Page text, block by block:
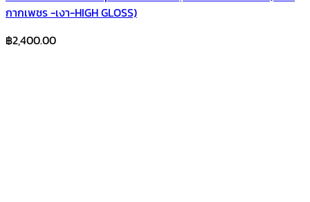
กากเพชร -เงา-HIGH GLOSS)
฿2,400.00